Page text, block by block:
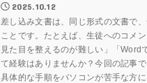
2025.10.12
差し込み文書は、同じ形式の文書で
ことです。たとえば、生徒へのコメ
見た目を整えるのが難しい」「Word
て経験はありませんか？今回の記事
具体的な手順をパソコンが苦手な方